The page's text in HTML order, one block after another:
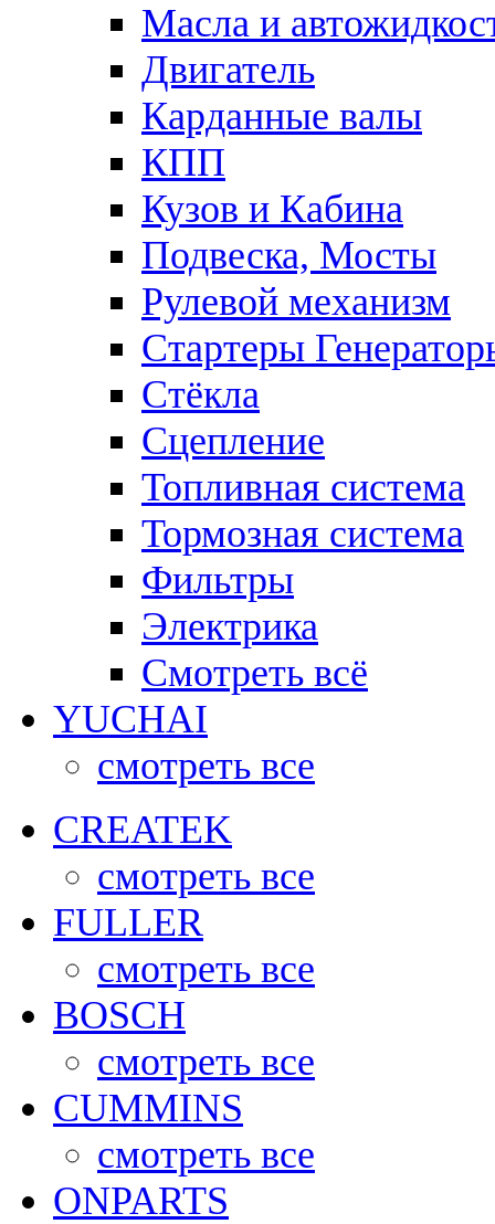
Масла и
Двигатель
Карданные валы
КПП
Кузов и Кабина
Подвеска, Мосты
Рулевой механизм
Стартеры
Стёкла
Сцепление
Топливная система
Тормозная система
Фильтры
Электрика
Смотреть всё
YUCHAI
смотреть все
CREATEK
смотреть все
FULLER
смотреть все
BOSCH
смотреть все
CUMMINS
смотреть все
ONPARTS